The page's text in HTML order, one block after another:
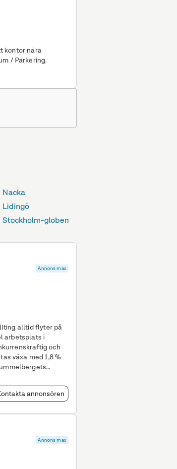
kontor nära
Kontor / Mötesrum / Parkering.
Nacka
Lidingö
globen
Annons max
alltid flyter på
och
växa med 1,8 %
annonsören
Annons max